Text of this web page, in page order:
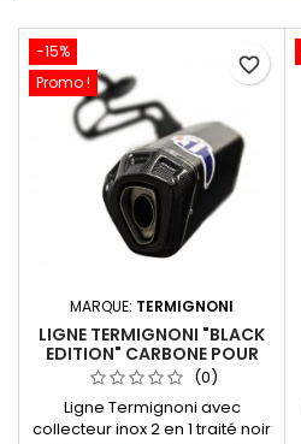
-15%
Promo !
MARQUE: TERMIGNONI
LIGNE TERMIGNONI "BLACK
EDITION" CARBONE POUR
YAMAHA TMAX 560 2020-
2024
(0)
Ligne Termignoni avec
collecteur inox 2 en 1 traité noir
favorite_border